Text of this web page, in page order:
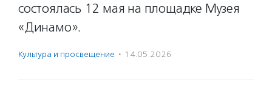
состоялась 12 мая на площадке Музея
«Динамо».
Культура и просвещение · 14.05.2026